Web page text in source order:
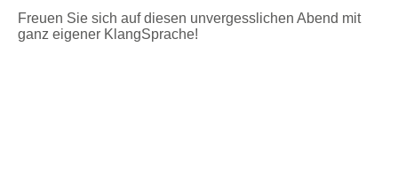
Freuen Sie sich auf diesen unvergesslichen Abend mit
ganz eigener KlangSprache!